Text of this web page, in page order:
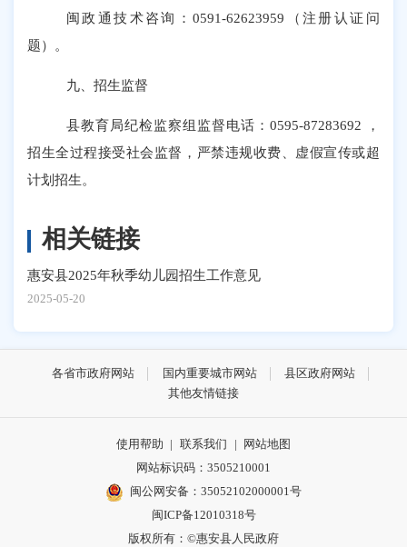
闽政通技术咨询：0591-62623959（注册认证问
题）。
九、招生监督
县教育局纪检监察组监督电话： 0595-87283692 ，
招生全过程接受社会监督，严禁违规收费、虚假宣传或超
计划招生。
相关链接
惠安县2025年秋季幼儿园招生工作意见
2025-05-20
各省市政府网站 国内重要城市网站
县区政府网站
其他友情链接
使用帮助 | 联系我们 | 网站地图
网站标识码：3505210001
闽公网安备：35052102000001号
闽ICP备12010318号
版权所有：©惠安县人民政府